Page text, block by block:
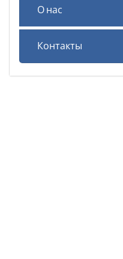
О нас
Контакты